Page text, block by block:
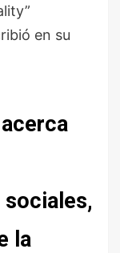
en su
sociales,
la